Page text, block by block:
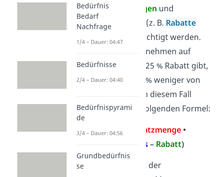
auchPreisminderungen und
Erlösschmälerungen
(z. B. Rabatte
oder
berücksichtigt werden.
Denn wenn ein Unternehmen auf
etwas beispielsweise 25 % Rabatt gibt,
bekommt es auch 25 % weniger von
dem Verkaufspreis. In diesem Fall
rechnest du mit der folgenden Formel:
Umsatz =
Absatzmenge•
Verkaufspreis– Rabatt)
Zum Beispiel verkauft der
Bedürfnis
Bedarf
Nachfrage
1/4 – Dauer: 04:47
Bedürfnisse
2/4 – Dauer: 04:40
Bedürfnispyrami
de
3/4 – Dauer: 04:56
Grundbedürfnis
se